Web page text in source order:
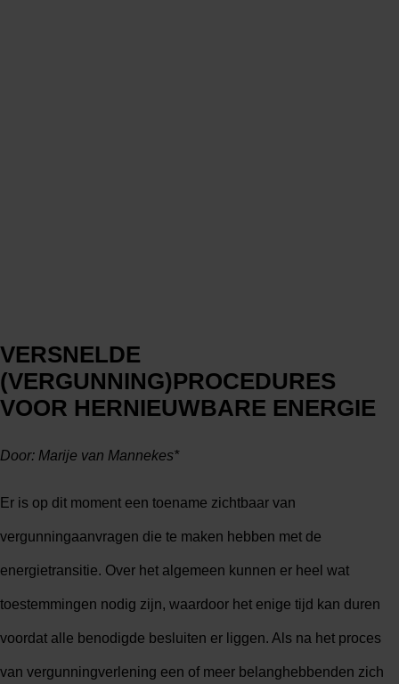
VERSNELDE
(VERGUNNING)PROCEDURES
VOOR HERNIEUWBARE ENERGIE
Door: Marije van Mannekes*
Er is op dit moment een toename zichtbaar van
vergunningaanvragen die te maken hebben met de
energietransitie. Over het algemeen kunnen er heel wat
toestemmingen nodig zijn, waardoor het enige tijd kan duren
voordat alle benodigde besluiten er liggen. Als na het proces
van vergunningverlening een of meer belanghebbenden zich